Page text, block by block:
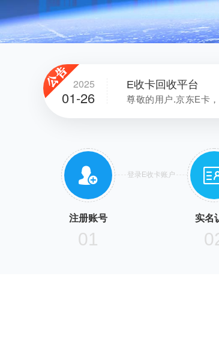
2025
01-26
E收卡回收平台
尊敬的用户.京东E卡

注册账号
01
登录E收卡账户
实名